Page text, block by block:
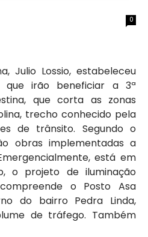
0
Julio Lossio, estabeleceu
que irão beneficiar a 3ª
que corta as zonas
trecho conhecido pela
de trânsito. Segundo o
obras implementadas a
está em
o projeto de iluminação
o Posto Asa
do bairro Pedra Linda,
de tráfego. Também